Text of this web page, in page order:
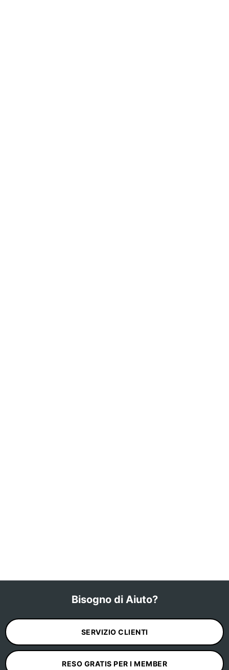
Bisogno di Aiuto?
SERVIZIO CLIENTI
RESO GRATIS PER I MEMBER